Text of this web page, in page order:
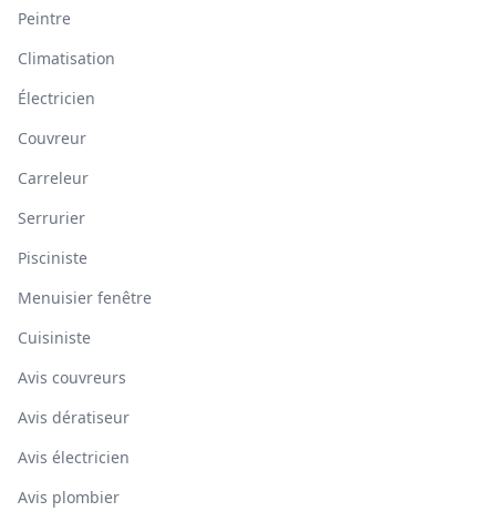
Peintre
Climatisation
Électricien
Couvreur
Carreleur
Serrurier
Pisciniste
Menuisier fenêtre
Cuisiniste
Avis couvreurs
Avis dératiseur
Avis électricien
Avis plombier